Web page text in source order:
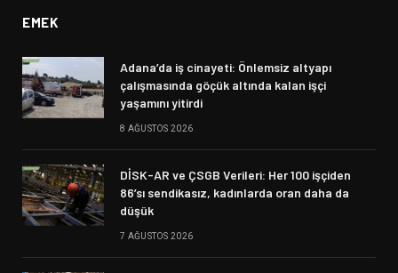
EMEK
Adana’da iş cinayeti: Önlemsiz altyapı
çalışmasında göçük altında kalan işçi
yaşamını yitirdi
8 AĞUSTOS 2026
DİSK-AR ve ÇSGB Verileri: Her 100 işçiden
86’sı sendikasız, kadınlarda oran daha da
düşük
7 AĞUSTOS 2026